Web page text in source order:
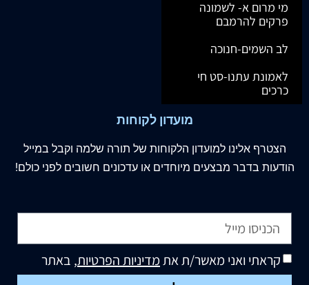
מי מרום א- לשמונה
פרקים להרמבם
לב השמים-חנוכה
לאמונת עתנו-סט חי
כרכים
מועדון לקוחות
הצטרף אלינו למועדון הלקוחות של תורה שלמה וקבל במייל
הודעות בדבר מבצעים מיוחדים או עדכונים חשובים לפני כולם!
קראתי ואני מאשר/ת אתמדיניות הפרטיות, באתר